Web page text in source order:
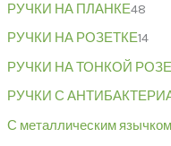
РУЧКИ НА ПЛАНКЕ48
РУЧКИ НА РОЗЕТКЕ14
РУЧКИ НА ТОНКОЙ
РУЧКИ С
С металлическим язычком